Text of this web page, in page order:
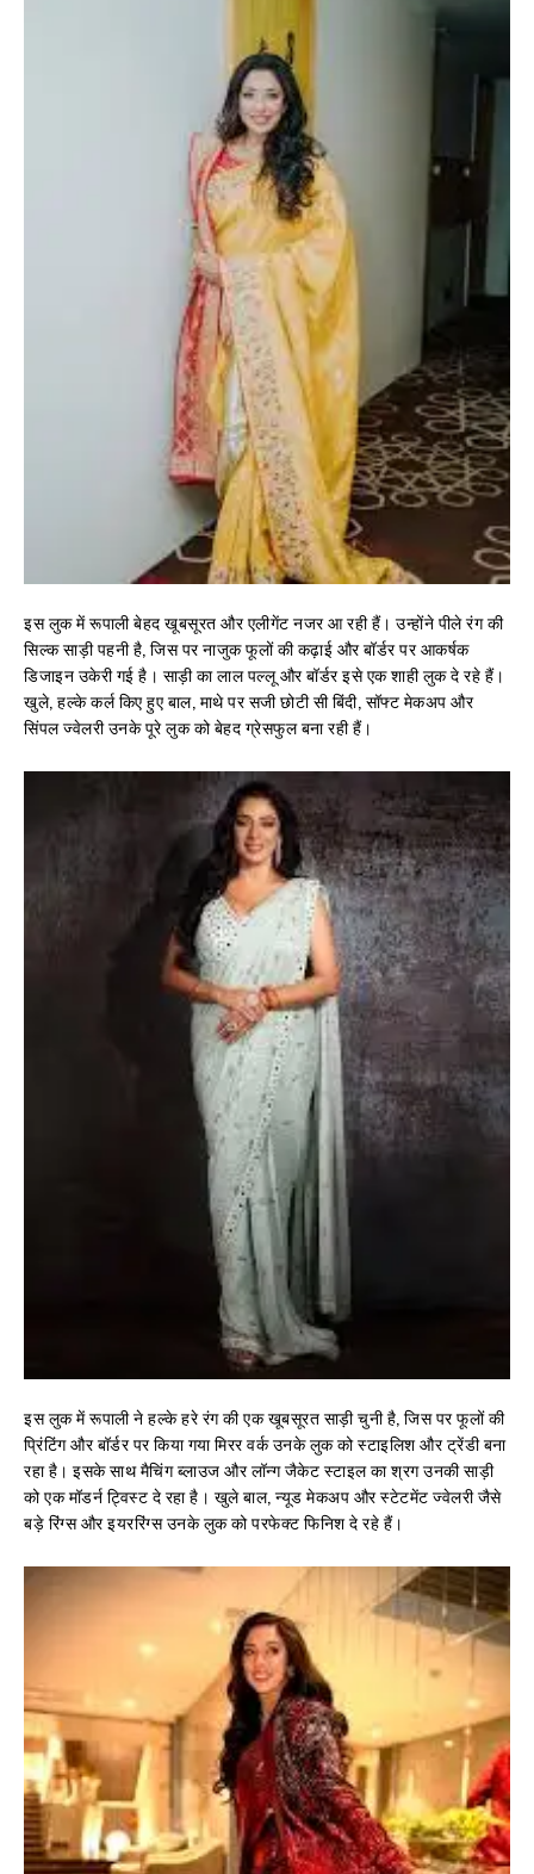
इस लुक में रूपाली बेहद खूबसूरत और एलीगेंट नजर आ रही हैं। उन्होंने पीले रंग की
सिल्क साड़ी पहनी है, जिस पर नाजुक फूलों की कढ़ाई और बॉर्डर पर आकर्षक
डिजाइन उकेरी गई है। साड़ी का लाल पल्लू और बॉर्डर इसे एक शाही लुक दे रहे हैं।
खुले, हल्के कर्ल किए हुए बाल, माथे पर सजी छोटी सी बिंदी, सॉफ्ट मेकअप और
सिंपल ज्वेलरी उनके पूरे लुक को बेहद ग्रेसफुल बना रही हैं।
इस लुक में रूपाली ने हल्के हरे रंग की एक खूबसूरत साड़ी चुनी है, जिस पर फूलों की
प्रिंटिंग और बॉर्डर पर किया गया मिरर वर्क उनके लुक को स्टाइलिश और ट्रेंडी बना
रहा है। इसके साथ मैचिंग ब्लाउज और लॉन्ग जैकेट स्टाइल का श्रग उनकी साड़ी
को एक मॉडर्न ट्विस्ट दे रहा है। खुले बाल, न्यूड मेकअप और स्टेटमेंट ज्वेलरी जैसे
बड़े रिंग्स और इयररिंग्स उनके लुक को परफेक्ट फिनिश दे रहे हैं।